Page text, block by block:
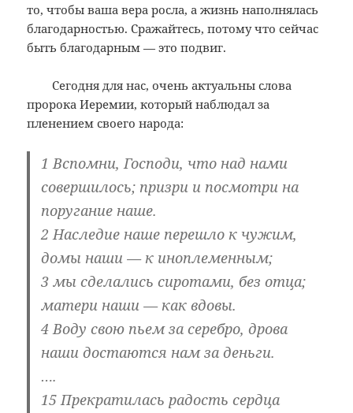
то, чтобы ваша вера росла, а жизнь наполнялась
благодарностью. Сражайтесь, потому что сейчас
быть благодарным — это подвиг.
Сегодня для нас, очень актуальны слова
пророка Иеремии, который наблюдал за
пленением своего народа:
1 Вспомни, Господи, что над нами
совершилось; призри и посмотри на
поругание наше.
2 Наследие наше перешло к чужим,
домы наши — к иноплеменным;
3 мы сделались сиротами, без отца;
матери наши — как вдовы.
4 Воду свою пьем за серебро, дрова
наши достаются нам за деньги.
….
15 Прекратилась радость сердца